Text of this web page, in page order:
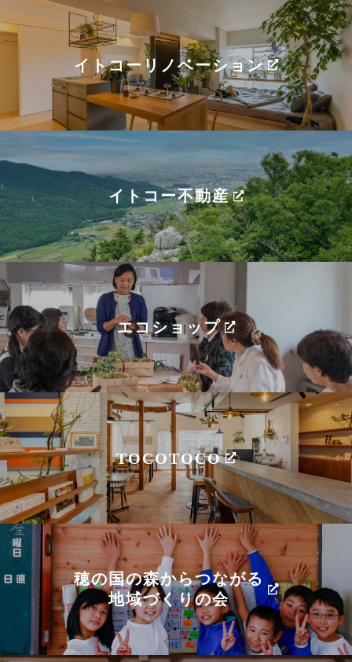
イトコーリノベーション
イトコー不動産
エコショップ
TOCOTOCO
穂の国の森からつながる
地域づくりの会